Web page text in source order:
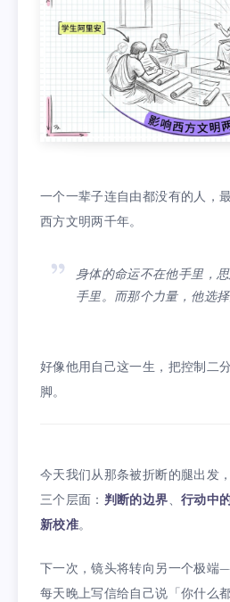
一个一辈子连自由都没有的人，
西方文明两千年。
身体的命运不在他手里，
手里。而那个力量，他选择
好像他用自己这一生，把控制二
脚。
今天我们从那条被折断的腿出发
三个层面： 判断的边界、 行动中
新校准。
下一次，镜头将转向另一个极端
每天晚上写信给自己说「你什么